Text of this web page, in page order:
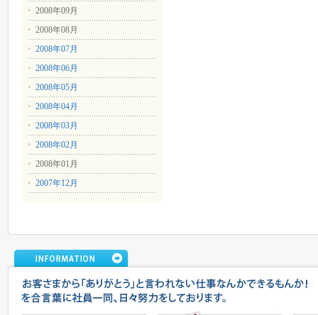
2008年09月
2008年08月
2008年07月
2008年06月
2008年05月
2008年04月
2008年03月
2008年02月
2008年01月
2007年12月